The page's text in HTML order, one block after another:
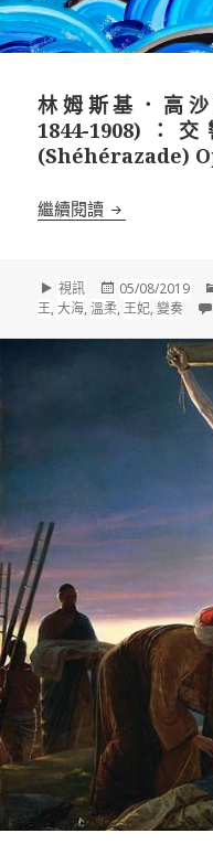
林姆斯基．高
1844-1908)：
(Shéhérazade)
繼續閱讀 林姆斯基．
格
式
視訊
發
佈
05/08/2019
王,大海,溫柔,王妃,變奏